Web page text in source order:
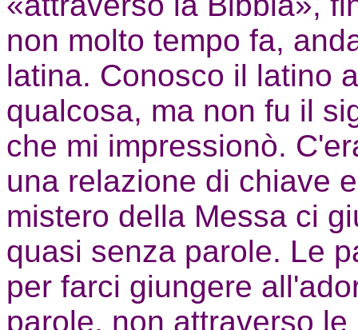
non molto tempo fa,
latina. Conosco il latino
qualcosa, ma non fu il
che mi impressionò.
una relazione di chiave
mistero della Messa ci
quasi senza parole. Le
per farci giungere
parole, non attraverso